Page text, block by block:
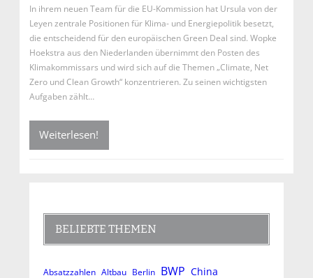
In ihrem neuen Team für die EU-Kommission hat Ursula von der
Leyen zentrale Positionen für Klima- und Energiepolitik besetzt,
die entscheidend für den europäischen Green Deal sind. Wopke
Hoekstra aus den Niederlanden übernimmt den Posten des
Klimakommissars und wird sich auf die Themen „Climate, Net
Zero und Clean Growth“ konzentrieren. Zu seinen wichtigsten
Aufgaben zählt…
Weiterlesen!
BELIEBTE THEMEN
Absatzzahlen Altbau Berlin BWP China